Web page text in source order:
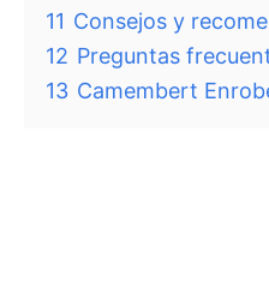
11 Consejos y
12 Preguntas
13 Camembert